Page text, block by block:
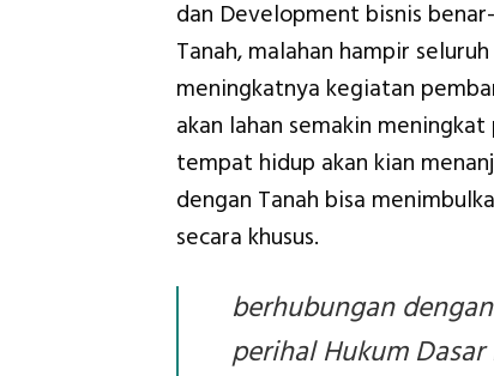
dan Development bisnis
Tanah, malahan hampir
meningkatnya kegiatan
akan lahan semakin
tempat hidup akan kian
dengan Tanah bisa
secara khusus.
berhubungan
perihal Hukum Dasar